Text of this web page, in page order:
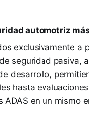
automotriz
exclusivamente a
seguridad pasiva,
desarrollo,
hasta
ADAS en un mismo